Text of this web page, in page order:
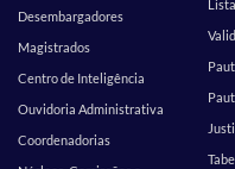
Desembargadores
Magistrados
Centro de Inteligência
Ouvidoria Administrativa
Coordenadorias